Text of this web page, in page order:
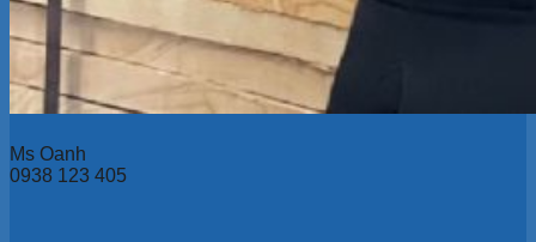
Ms Oanh
0938 123 405